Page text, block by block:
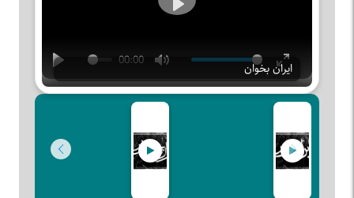
Play
00:00
Mute
Enter
fullscreen
Play
ایران بخوان